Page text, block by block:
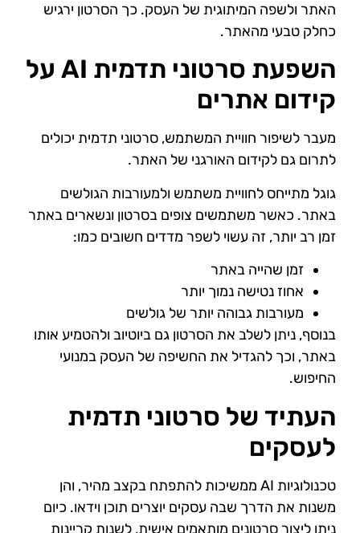
האתר ולשפה המיתוגית של העסק. כך הסרטון ירגיש
כחלק טבעי מהאתר.
השפעת סרטוני תדמית AI על
קידום אתרים
מעבר לשיפור חוויית המשתמש, סרטוני תדמית יכולים
לתרום גם לקידום האורגני של האתר.
גוגל מתייחס לחוויית משתמש ולמעורבות הגולשים
באתר. כאשר משתמשים צופים בסרטון ונשארים באתר
זמן רב יותר, זה עשוי לשפר מדדים חשובים כמו:
זמן שהייה באתר
אחוז נטישה נמוך יותר
מעורבות גבוהה יותר של גולשים
בנוסף, ניתן לשלב את הסרטון גם ביוטיוב ולהטמיע אותו
באתר, וכך להגדיל את החשיפה של העסק במנועי
החיפוש.
העתיד של סרטוני תדמית
לעסקים
טכנולוגיות AI ממשיכות להתפתח בקצב מהיר, והן
משנות את הדרך שבה עסקים יוצרים תוכן וידאו. כיום
ניתן ליצור סרטונים מותאמים אישית, לשנות קריינות